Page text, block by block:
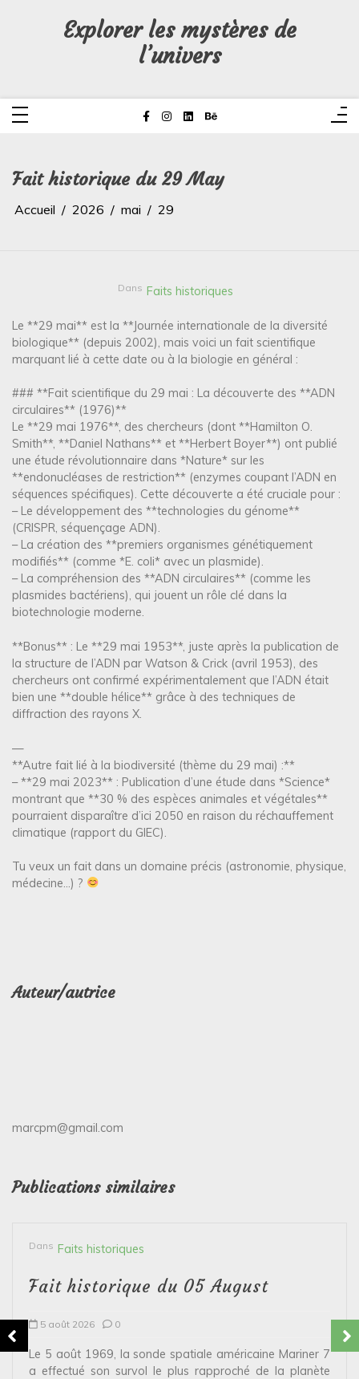
Explorer les mystères de
l’univers
Fait historique du 29 May
Accueil 2026 mai 29
Dans Faits historiques
Le **29 mai** est la **Journée internationale de la diversité
biologique** (depuis 2002), mais voici un fait scientifique
marquant lié à cette date ou à la biologie en général :
### **Fait scientifique du 29 mai : La découverte des **ADN
circulaires** (1976)**
Le **29 mai 1976**, des chercheurs (dont **Hamilton O.
Smith**, **Daniel Nathans** et **Herbert Boyer**) ont publié
une étude révolutionnaire dans *Nature* sur les
**endonucléases de restriction** (enzymes coupant l’ADN en
séquences spécifiques). Cette découverte a été cruciale pour :
– Le développement des **technologies du génome**
(CRISPR, séquençage ADN).
– La création des **premiers organismes génétiquement
modifiés** (comme *E. coli* avec un plasmide).
– La compréhension des **ADN circulaires** (comme les
plasmides bactériens), qui jouent un rôle clé dans la
biotechnologie moderne.
**Bonus** : Le **29 mai 1953**, juste après la publication de
la structure de l’ADN par Watson & Crick (avril 1953), des
chercheurs ont confirmé expérimentalement que l’ADN était
bien une **double hélice** grâce à des techniques de
diffraction des rayons X.
—
**Autre fait lié à la biodiversité (thème du 29 mai) :**
– **29 mai 2023** : Publication d’une étude dans *Science*
montrant que **30 % des espèces animales et végétales**
pourraient disparaître d’ici 2050 en raison du réchauffement
climatique (rapport du GIEC).
Tu veux un fait dans un domaine précis (astronomie, physique,
médecine…) ?
Auteur/autrice
marcpm@gmail.com
Publications similaires
Dans Faits historiques
Fait historique du 05 August
5 août 2026 0
Le 5 août 1969, la sonde spatiale américaine Mariner 7
a effectué son survol le plus rapproché de la planète